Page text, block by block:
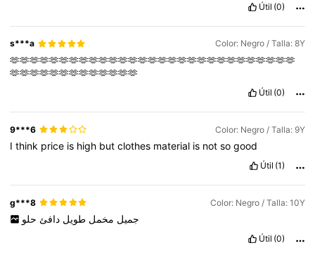
Útil (0)
s***a Color: Negro / Talla: 8Y
🫶🫶🫶🫶🫶🫶🫶🫶🫶🫶🫶🫶🫶🫶🫶🫶🫶🫶🫶🫶🫶🫶🫶🫶🫶🫶🫶🫶🫶
🫶🫶🫶🫶🫶🫶🫶🫶🫶🫶🫶🫶🫶
Útil (0)
9***6 Color: Negro / Talla: 9Y
Ithink price is high butclothes material is notsogood
Útil (1)
g***8 Color: Negro / Talla: 10Y
جميل مخملطويلدافئ حلو
Útil (0)